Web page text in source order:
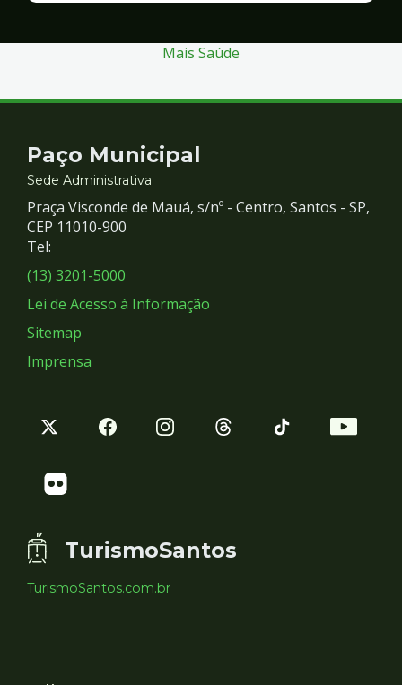
Segurança
Mais Saúde
Contato
e
Redes
Sociais
Paço Municipal
Sede Administrativa
Praça Visconde de Mauá, s/nº - Centro, Santos - SP,
CEP 11010-900
Tel:
(13) 3201-5000
Lei de Acesso à Informação
Sitemap
Imprensa
TurismoSantos
TurismoSantos.com.br